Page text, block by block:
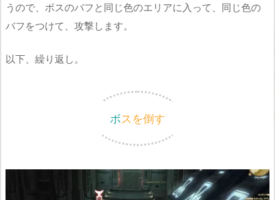
うので、ボスのバフと同じ色のエリアに入って、同じ色の
バフをつけて、攻撃します。
以下、繰り返し。
ボスを倒す